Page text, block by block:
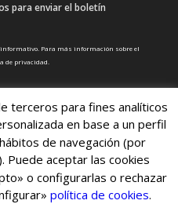
para enviar el boletín
Para más información sobre el
de privacidad
terceros para fines analíticos
en base a un perfil
de navegación (por
Puede aceptar las cookies
o configurarlas o rechazar
política de cookies.